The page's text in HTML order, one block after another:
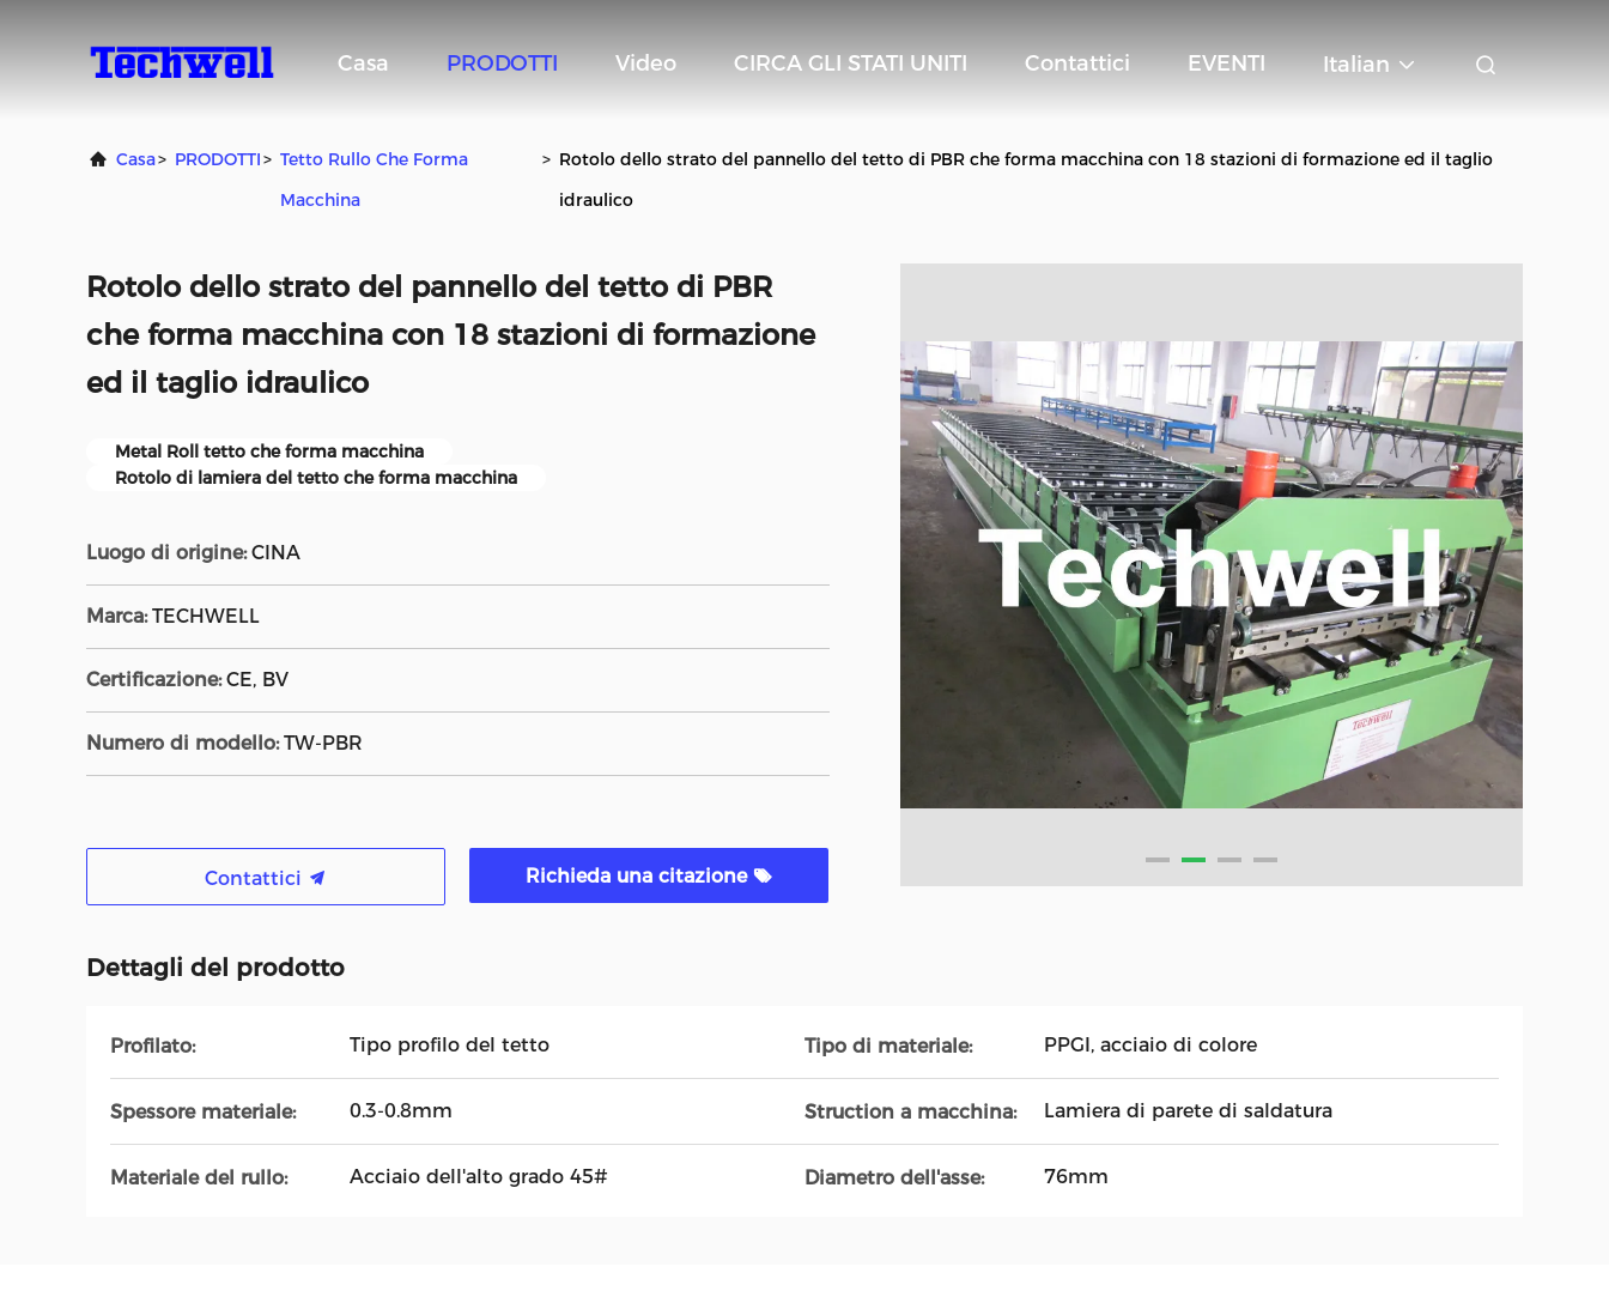
Casa PRODOTTI Video CIRCA GLI STATI UNITI Contattici EVENTI Italian
Casa> PRODOTTI> Tetto Rullo Che Forma
Macchina
> Rotolo dello strato del pannello del tetto di PBR che forma macchina con 18 stazioni di formazione ed il taglio
idraulico
Rotolo dello strato del pannello del tetto di PBR
che forma macchina con 18 stazioni di formazione
ed il taglio idraulico
Metal Roll tetto che forma macchina
Rotolo di lamiera del tetto che forma macchina
Luogo di origine: CINA
Marca: TECHWELL
Certificazione: CE, BV
Numero di modello: TW-PBR
Contattici Richieda una citazione
Dettagli del prodotto
Profilato: Tipo profilo del tetto Tipo di materiale: PPGI, acciaio di colore
Spessore materiale: 0.3-0.8mm Struction a macchina: Lamiera di parete di saldatura
Materiale del rullo: Acciaio dell'alto grado 45# Diametro dell'asse: 76mm